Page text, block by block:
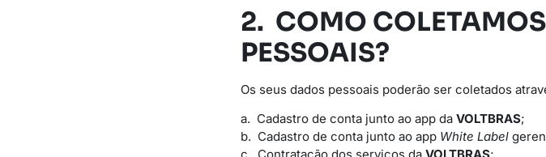
2. COMO
PESSOAIS?
Os seus dados pessoais poderão ser coletados
a. Cadastro de conta junto ao app da VOLTBRAS;
b. Cadastro de conta junto ao app White Label